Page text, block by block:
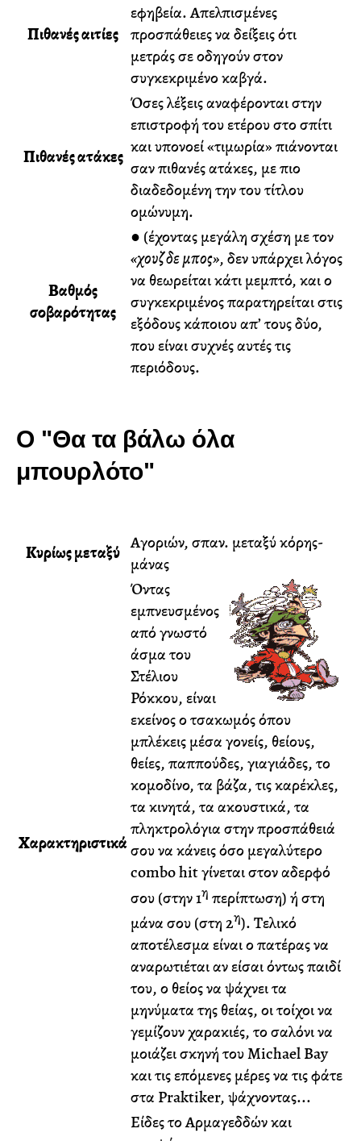
Πιθανές αιτίες
εφηβεία. Απελπισμένες
προσπάθειες να δείξεις ότι
μετράς σε οδηγούν στον
συγκεκριμένο καβγά.
Πιθανές ατάκες
Όσες λέξεις αναφέρονται στην
επιστροφή του ετέρου στο σπίτι
και υπονοεί «τιμωρία» πιάνονται
σαν πιθανές ατάκες, με πιο
διαδεδομένη την του τίτλου
ομώνυμη.
Βαθμός
σοβαρότητας
● (έχοντας μεγάλη σχέση με τον
«χουζ δε μπος», δεν υπάρχει λόγος
να θεωρείται κάτι μεμπτό, και ο
συγκεκριμένος παρατηρείται στις
εξόδους κάποιου απ’ τους δύο,
που είναι συχνές αυτές τις
περιόδους.
Ο "Θα τα βάλω όλα
μπουρλότο"
Κυρίως μεταξύ
Αγοριών, σπαν. μεταξύ κόρης-
μάνας
Χαρακτηριστικά
Όντας
εμπνευσμένος
από γνωστό
άσμα του
Στέλιου
Ρόκκου, είναι
εκείνος ο τσακωμός όπου
μπλέκεις μέσα γονείς, θείους,
θείες, παππούδες, γιαγιάδες, το
κομοδίνο, τα βάζα, τις καρέκλες,
τα κινητά, τα ακουστικά, τα
πληκτρολόγια στην προσπάθειά
σου να κάνεις όσο μεγαλύτερο
combo hit γίνεται στον αδερφό
σου (στην 1η περίπτωση) ή στη
μάνα σου (στη 2η). Τελικό
αποτέλεσμα είναι ο πατέρας να
αναρωτιέται αν είσαι όντως παιδί
του, ο θείος να ψάχνει τα
μηνύματα της θείας, οι τοίχοι να
γεμίζουν χαρακιές, το σαλόνι να
μοιάζει σκηνή του Michael Bay
και τις επόμενες μέρες να τις φάτε
στα Praktiker, ψάχνοντας...
Είδες το Αρμαγεδδών και